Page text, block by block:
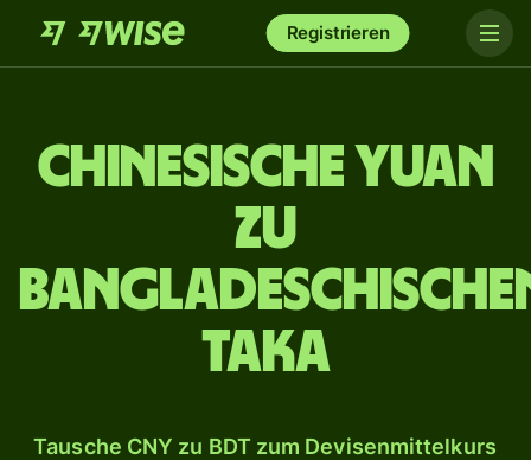
Registrieren
Chinesische Yuan
zu
Taka
Tausche CNY zu BDT zum Devisenmittelkurs